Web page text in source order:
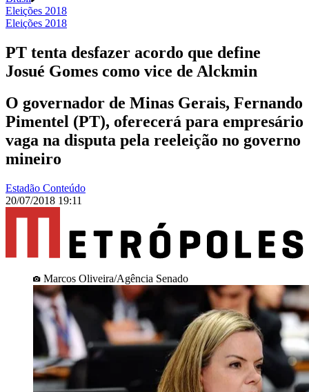
Eleições 2018
Eleições 2018
PT tenta desfazer acordo que define
Josué Gomes como vice de Alckmin
O governador de Minas Gerais, Fernando
Pimentel (PT), oferecerá para empresário
vaga na disputa pela reeleição no governo
mineiro
Estadão Conteúdo
20/07/2018 19:11
Marcos Oliveira/Agência Senado